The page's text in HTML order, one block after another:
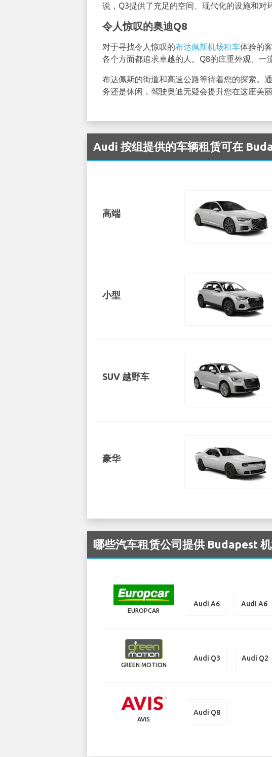
说，Q3提供了充足的空间、现代化的设施和对
令人惊叹的奥迪Q8
对于寻找令人惊叹的布达佩斯机场租车体验的
各个方面都追求卓越的人。Q8的庄重外观、一
布达佩斯的街道和高速公路等待着您的探索。
务还是休闲，驾驶奥迪无疑会提升您在这座美
Audi 按组提供的车辆租赁可在
高端
小型
SUV 越野车
豪华
哪些汽车租赁公司提供 Budapest
EUROPCAR
Audi A6 Audi A6
GREEN MOTION
Audi Q3 Audi Q2
AVIS
Audi Q8